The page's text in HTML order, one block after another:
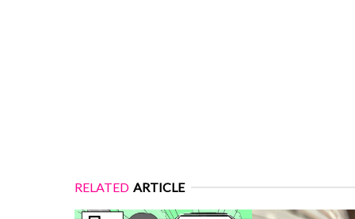
RELATED ARTICLE